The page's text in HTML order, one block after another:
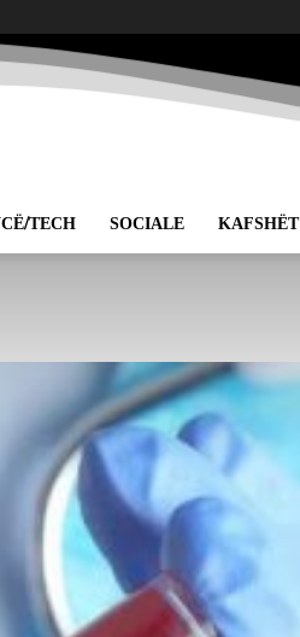
TECH SOCIALE KAFSHËT